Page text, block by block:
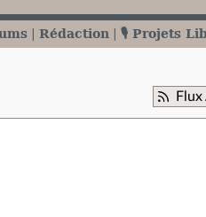
Rédaction 🎙️ Projets